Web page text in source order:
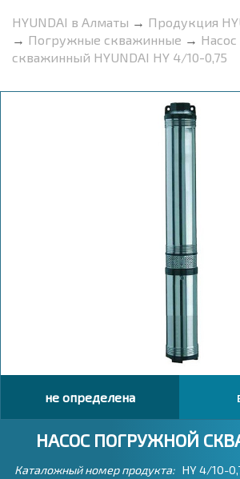
HYUNDAI в Алматы → Продукция
→ Погружные скважинные →
скважинный HYUNDAI HY 4/10-0,75
не определена
НАСОС ПОГРУЖНОЙ
Каталожный номер продукта: HY 4/10-